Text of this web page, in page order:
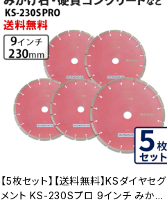
【5枚セット】【送料無料】KSダイヤセグ
メント KS-230Sプロ 9インチ みかげ